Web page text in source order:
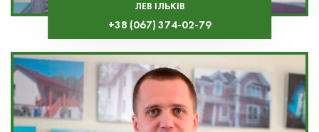
ЛЕВ ІЛЬКІВ
+38 (067) 374-02-79